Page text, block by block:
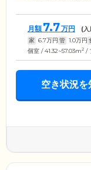
月額 7.7万円 (入
家 6.7万円 管 1.0万円
個室 / 41.32~57.03m2 /
空き状況を